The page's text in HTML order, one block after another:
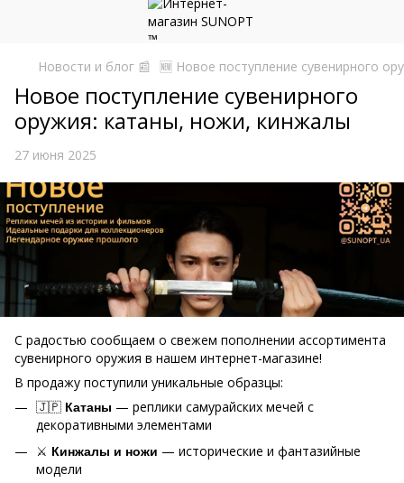
Новости и блог 📰 🆕 Новое поступление сувенирного
Новое поступление сувенирного
оружия: катаны, ножи, кинжалы
27 июня 2025
С радостью сообщаем о свежем пополнении ассортимента
сувенирного оружия в нашем интернет-магазине!
В продажу поступили уникальные образцы:
🇯🇵 Катаны — реплики самурайских мечей с
декоративными элементами
⚔ Кинжалы и ножи — исторические и фантазийные
модели